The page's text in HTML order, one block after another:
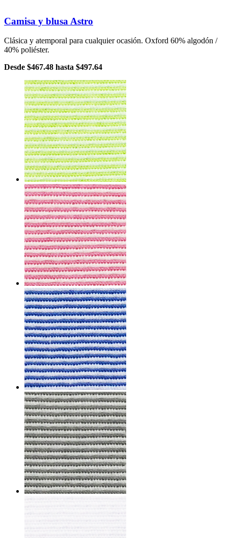
Camisa y blusa Astro
Clásica y atemporal para cualquier ocasión. Oxford 60% algodón /
40% poliéster.
Desde $467.48 hasta $497.64